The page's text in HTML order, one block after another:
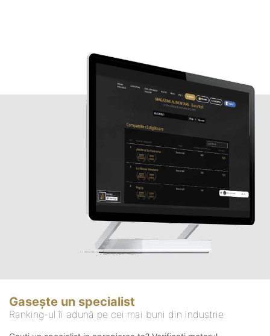
Gasește un specialist
Ranking-ul îi adună pe cei mai buni din industrie